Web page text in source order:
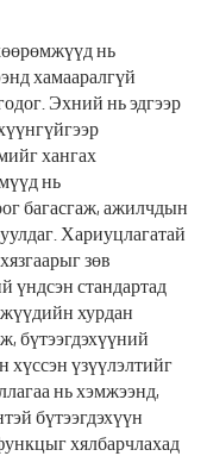
нь
хамааралгүй
Эхний нь эдгээр
хангах
нь
багасгаж, ажилчдын
Хариуцлагатай
зөв
үндсэн стандартад
хурдан
бүтээгдэхүүний
хүссэн үзүүлэлтийг
нь хэмжээнд,
бүтээгдэхүүн
хялбарчлахад